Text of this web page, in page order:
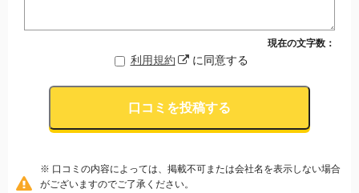
現在の文字数：
利用規約 に同意する
口コミを投稿する
※ 口コミの内容によっては、掲載不可または会社名を表示しない場合
がございますのでご了承ください。